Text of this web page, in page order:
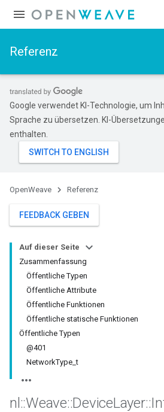
Referenz
Google verwendet KI-Technologie, um
Sprache zu übersetzen. KI-
enthalten.
OpenWeave Referenz
FEEDBACK GEBEN
Auf dieser Seite
Zusammenfassung
Öffentliche Typen
Öffentliche Attribute
Öffentliche Funktionen
Öffentliche statische Funktionen
Öffentliche Typen
@401
NetworkType_t
nl ::Weave::DeviceLayer::